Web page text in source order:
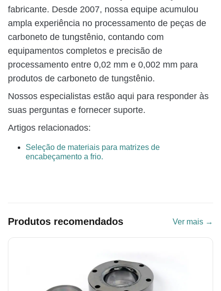
fabricante. Desde 2007, nossa equipe acumulou
ampla experiência no processamento de peças de
carboneto de tungstênio, contando com
equipamentos completos e precisão de
processamento entre 0,02 mm e 0,002 mm para
produtos de carboneto de tungstênio.
Nossos especialistas estão aqui para responder às
suas perguntas e fornecer suporte.
Artigos relacionados:
Seleção de materiais para matrizes de
encabeçamento a frio.
Produtos recomendados Ver mais →